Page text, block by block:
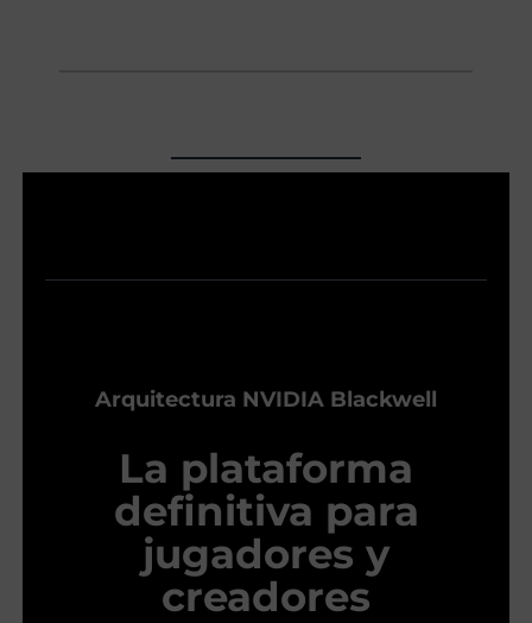
Arquitectura NVIDIA Blackwell
La plataforma
definitiva para
jugadores y
creadores